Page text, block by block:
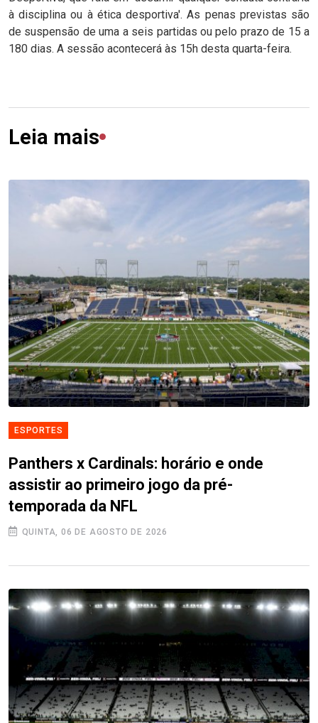
à disciplina ou à ética desportiva'. As penas previstas são
de suspensão de uma a seis partidas ou pelo prazo de 15 a
180 dias. A sessão acontecerá às 15h desta quarta-feira.
Leia mais
ESPORTES
Panthers x Cardinals: horário e onde
assistir ao primeiro jogo da pré-
temporada da NFL
QUINTA, 06 DE AGOSTO DE 2026